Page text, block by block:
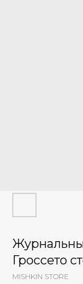
Гроссето
MISHKIN STORE